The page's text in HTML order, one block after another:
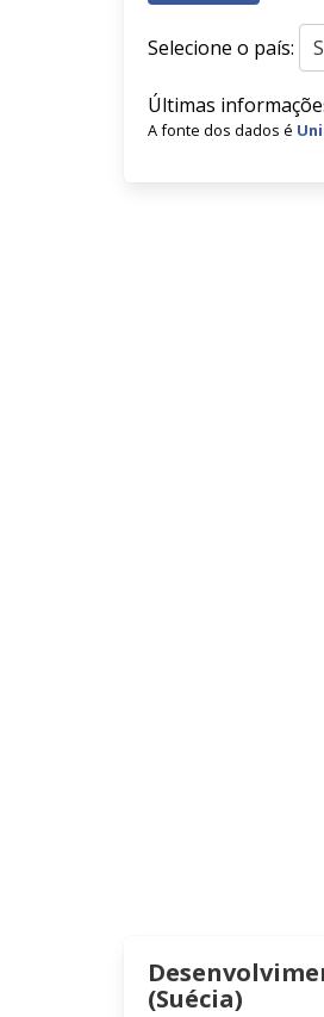
Selecione o país:
Últimas
A fonte dos dados é
(Suécia)